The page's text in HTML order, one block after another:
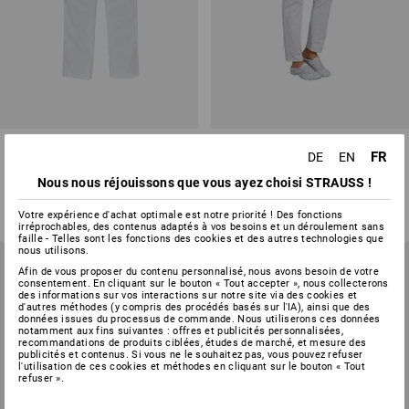
couleur
à p. de 25,59 €
(TTC) à p. de 20 Pièces
1 couleur
à p. de 36,77 €
(TTC) à p. de 20 Pièces
DE EN FR
Nous nous réjouissons que vous ayez choisi STRAUSS !
Votre expérience d'achat optimale est notre priorité ! Des fonctions
irréprochables, des contenus adaptés à vos besoins et un déroulement sans
faille - Telles sont les fonctions des cookies et des autres technologies que
nous utilisons.
Afin de vous proposer du contenu personnalisé, nous avons besoin de votre
consentement. En cliquant sur le bouton « Tout accepter », nous collecterons
des informations sur vos interactions sur notre site via des cookies et
d'autres méthodes (y compris des procédés basés sur l'IA), ainsi que des
données issues du processus de commande. Nous utiliserons ces données
notamment aux fins suivantes : offres et publicités personnalisées,
recommandations de produits ciblées, études de marché, et mesure des
publicités et contenus. Si vous ne le souhaitez pas, vous pouvez refuser
l'utilisation de ces cookies et méthodes en cliquant sur le bouton « Tout
refuser ».